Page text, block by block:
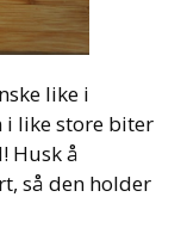
like i
i like store biter
Husk å
så den holder